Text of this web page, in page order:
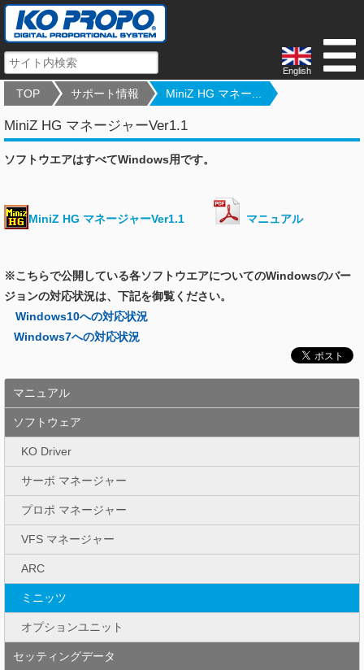
English
TOP サポート情報 MiniZ HG マネー...
MiniZ HG マネージャーVer1.1
ソフトウエアはすべてWindows用です。
MiniZ HG マネージャーVer1.1 マニュアル
※こちらで公開している各ソフトウエアについてのWindowsのバー
ジョンの対応状況は、下記を御覧ください。
Windows10への対応状況
Windows7への対応状況
マニュアル
ソフトウェア
KO Driver
サーボ マネージャー
プロポ マネージャー
VFS マネージャー
ARC
ミニッツ
オプションユニット
セッティングデータ